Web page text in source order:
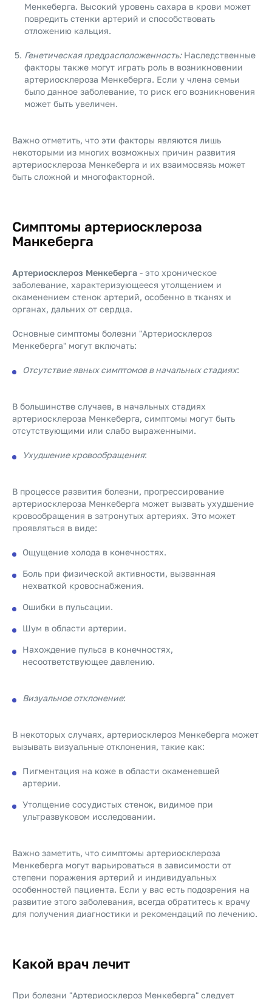
Менкеберга. Высокий уровень сахара в крови может
повредить стенки артерий и способствовать
отложению кальция.
Генетическая предрасположенность:Наследственные
факторы также могут играть роль в возникновении
артериосклероза Менкеберга. Если у члена семьи
было данное заболевание, то риск его возникновения
может быть увеличен.
Важно отметить, что эти факторы являются лишь
некоторыми из многих возможных причин развития
артериосклероза Менкеберга и их взаимосвязь может
быть сложной и многофакторной.
Симптомы артериосклероза
Манкеберга
Артериосклероз Менкеберга - это хроническое
заболевание, характеризующееся утолщением и
окаменением стенок артерий, особенно в тканях и
органах, дальних от сердца.
Основные симптомы болезни "Артериосклероз
Менкеберга" могут включать:
Отсутствие явных симптомов в начальных стадиях:
В большинстве случаев, в начальных стадиях
артериосклероза Менкеберга, симптомы могут быть
отсутствующими или слабо выраженными.
Ухудшение кровообращения:
В процессе развития болезни, прогрессирование
артериосклероза Менкеберга может вызвать ухудшение
кровообращения в затронутых артериях. Это может
проявляться в виде:
Ощущение холода в конечностях.
Боль при физической активности, вызванная
нехваткой кровоснабжения.
Ошибки в пульсации.
Шум в области артерии.
Нахождение пульса в конечностях,
несоответствующее давлению.
Визуальное отклонение:
В некоторых случаях, артериосклероз Менкеберга может
вызывать визуальные отклонения, такие как:
Пигментация на коже в области окаменевшей
артерии.
Утолщение сосудистых стенок, видимое при
ультразвуковом исследовании.
Важно заметить, что симптомы артериосклероза
Менкеберга могут варьироваться в зависимости от
степени поражения артерий и индивидуальных
особенностей пациента. Если у вас есть подозрения на
развитие этого заболевания, всегда обратитесь к врачу
для получения диагностики и рекомендаций по лечению.
Какой врач лечит
При болезни "Артериосклероз Менкеберга" следует